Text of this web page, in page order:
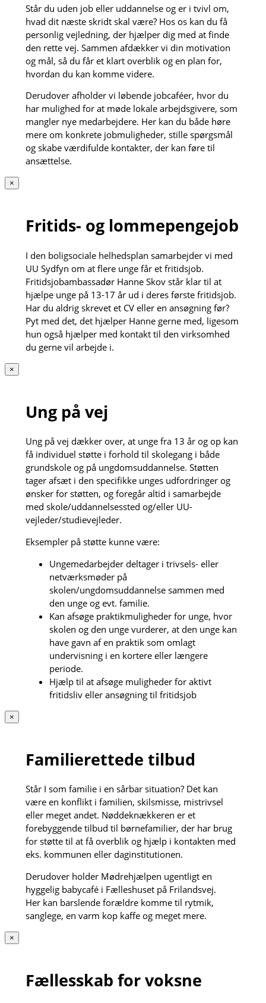
Står du uden job eller uddannelse og er i tvivl om,
hvad dit næste skridt skal være? Hos os kan du få
personlig vejledning, der hjælper dig med at finde
den rette vej. Sammen afdækker vi din motivation
og mål, så du får et klart overblik og en plan for,
hvordan du kan komme videre.
Derudover afholder vi løbende jobcaféer, hvor du
har mulighed for at møde lokale arbejdsgivere, som
mangler nye medarbejdere. Her kan du både høre
mere om konkrete jobmuligheder, stille spørgsmål
og skabe værdifulde kontakter, der kan føre til
ansættelse.
×
Fritids- og lommepengejob
I den boligsociale helhedsplan samarbejder vi med
UU Sydfyn om at flere unge får et fritidsjob.
Fritidsjobambassadør Hanne Skov står klar til at
hjælpe unge på 13-17 år ud i deres første fritidsjob.
Har du aldrig skrevet et CV eller en ansøgning før?
Pyt med det, det hjælper Hanne gerne med, ligesom
hun også hjælper med kontakt til den virksomhed
du gerne vil arbejde i.
×
Ung på vej
Ung på vej dækker over, at unge fra 13 år og op kan
få individuel støtte i forhold til skolegang i både
grundskole og på ungdomsuddannelse. Støtten
tager afsæt i den specifikke unges udfordringer og
ønsker for støtten, og foregår altid i samarbejde
med skole/uddannelsessted og/eller UU-
vejleder/studievejleder.
Eksempler på støtte kunne være:
Ungemedarbejder deltager i trivsels- eller
netværksmøder på
skolen/ungdomsuddannelse sammen med
den unge og evt. familie.
Kan afsøge praktikmuligheder for unge, hvor
skolen og den unge vurderer, at den unge kan
have gavn af en praktik som omlagt
undervisning i en kortere eller længere
periode.
Hjælp til at afsøge muligheder for aktivt
fritidsliv eller ansøgning til fritidsjob
×
Familierettede tilbud
Står I som familie i en sårbar situation? Det kan
være en konflikt i familien, skilsmisse, mistrivsel
eller meget andet. Nøddeknækkeren er et
forebyggende tilbud til børnefamilier, der har brug
for støtte til at få overblik og hjælp i kontakten med
eks. kommunen eller daginstitutionen.
Derudover holder Mødrehjælpen ugentligt en
hyggelig babycafé i Fælleshuset på Frilandsvej.
Her kan barslende forældre komme til rytmik,
sanglege, en varm kop kaffe og meget mere.
×
Fællesskab for voksne